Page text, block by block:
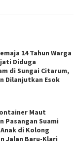
14 Tahun Warga
Diduga
di Sungai Citarum,
Dilanjutkan Esok
Maut
Pasangan Suami
di Kolong
Jalan Baru-Klari